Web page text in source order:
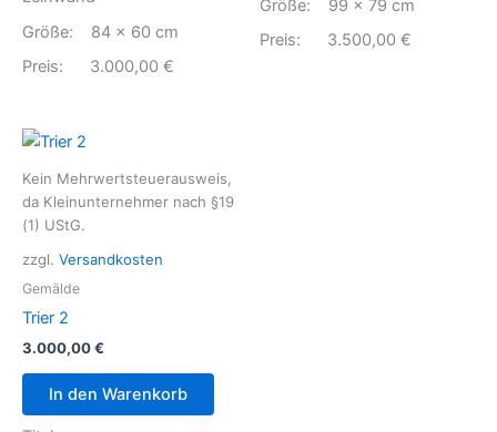
Größe: 84 x 60 cm
Preis: 3.000,00 €
Größe: 99 x 79 cm
Preis: 3.500,00 €
Kein Mehrwertsteuerausweis,
da Kleinunternehmer nach §19
(1) UStG.
zzgl. Versandkosten
Gemälde
Trier 2
3.000,00€
In den Warenkorb